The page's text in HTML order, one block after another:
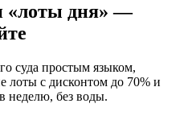
«лоты дня» —
суда простым языком,
лоты с дисконтом до 70% и
неделю, без воды.